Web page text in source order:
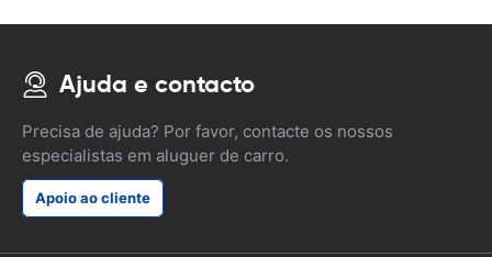
Ajuda e contacto
Precisa de ajuda? Por favor, contacte os nossos
especialistas em aluguer de carro.
Apoio ao cliente